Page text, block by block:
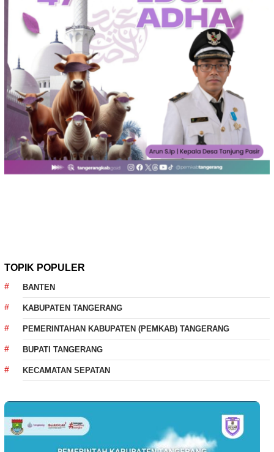
TOPIK POPULER
BANTEN
KABUPATEN TANGERANG
PEMERINTAHAN KABUPATEN (PEMKAB) TANGERANG
BUPATI TANGERANG
KECAMATAN SEPATAN